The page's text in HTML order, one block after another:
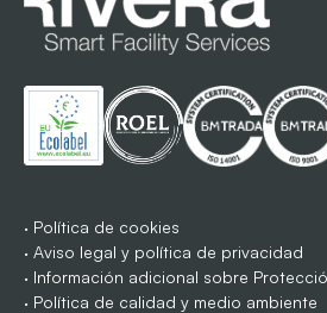
· Política de cookies
· Aviso legal y política de privacidad
· Información adicional sobre
· Política de calidad y medio ambiente